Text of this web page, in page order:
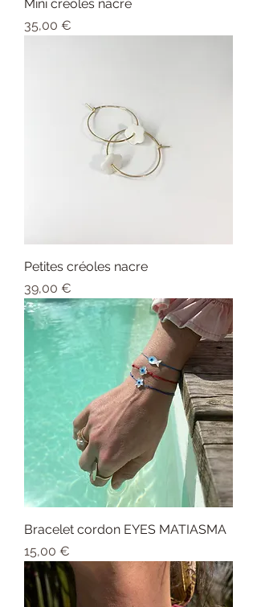
Mini créoles nacre
Prix
35,00 €
Petites créoles nacre
Prix
39,00 €
Bracelet cordon EYES MATIASMA
Prix
15,00 €